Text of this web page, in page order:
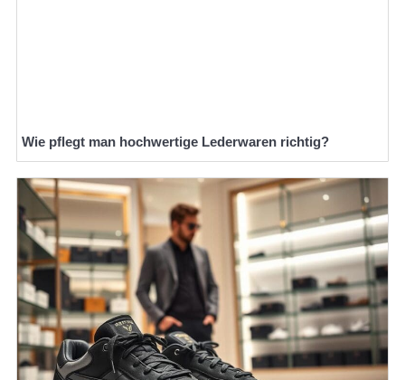
Wie pflegt man hochwertige Lederwaren richtig?